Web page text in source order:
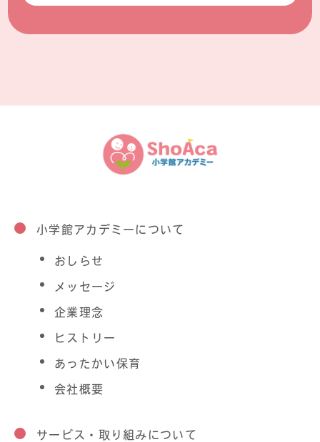
小学館アカデミーについて
おしらせ
メッセージ
企業理念
ヒストリー
あったかい保育
会社概要
サービス・取り組みについて